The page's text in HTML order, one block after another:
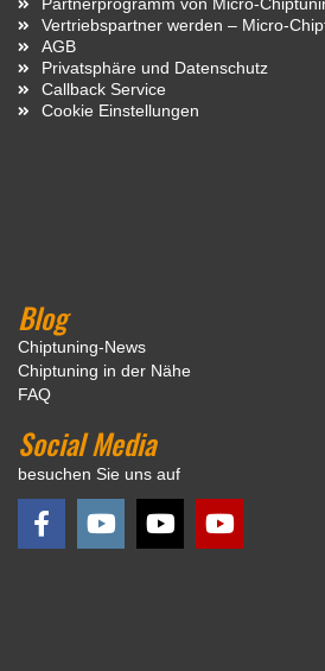
Partnerprogramm von Micro-
Vertriebspartner werden – Micro-
AGB
Privatsphäre und Datenschutz
Callback Service
Cookie Einstellungen
Blog
Chiptuning-News
Chiptuning in der Nähe
FAQ
Social Media
besuchen Sie uns auf